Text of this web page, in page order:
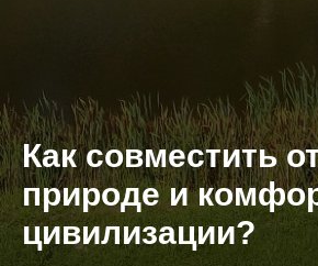
Как совместить
природе и
цивилизации?